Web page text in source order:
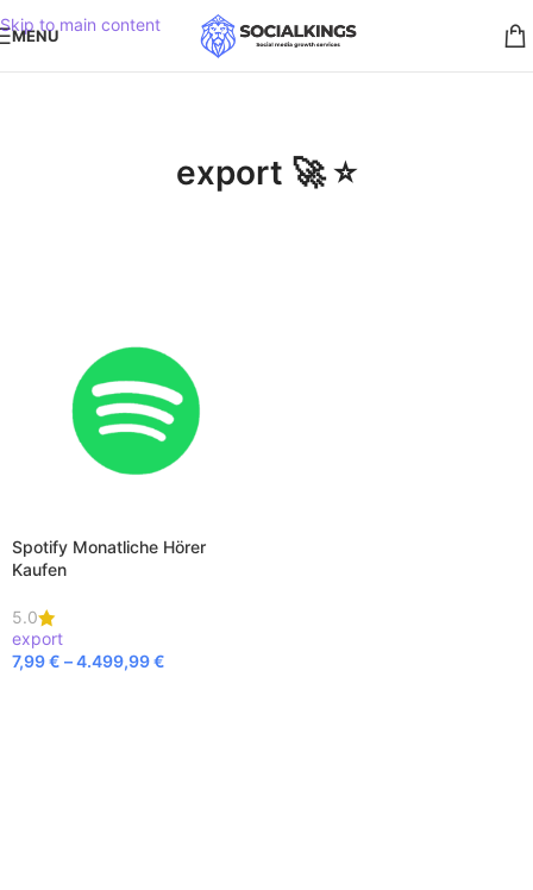
Skip to main content
MENU
export 🚀 ⭐️
Spotify Monatliche Hörer
Kaufen
5.0
export
7,99€ –4.499,99€